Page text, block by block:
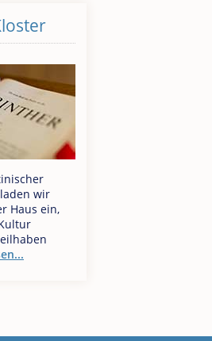
wir
Haus ein,